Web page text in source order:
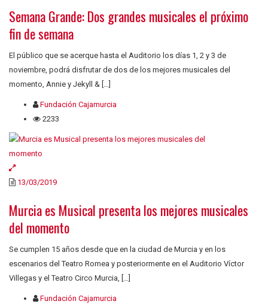
Semana Grande: Dos grandes musicales el próximo
fin de semana
El público que se acerque hasta el Auditorio los días 1, 2 y 3 de
noviembre, podrá disfrutar de dos de los mejores musicales del
momento, Annie y Jekyll & […]
Fundación Cajamurcia
2233
13/03/2019
Murcia es Musical presenta los mejores musicales
del momento
Se cumplen 15 años desde que en la ciudad de Murcia y en los
escenarios del Teatro Romea y posteriormente en el Auditorio Víctor
Villegas y el Teatro Circo Murcia, […]
Fundación Cajamurcia